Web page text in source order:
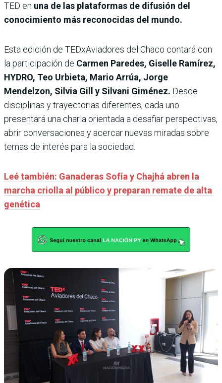
TED en una de las plataformas de difusión del
conocimiento más reconocidas del mundo.
Esta edición de TEDxAviadores del Chaco contará con
la participación de Carmen Paredes, Giselle Ramírez,
HYDRO, Teo Urbieta, Mario Arrúa, Jorge
Mendelzon, Silvia Gill y Silvani Giménez. Desde
disciplinas y trayectorias diferentes, cada uno
presentará una charla orientada a desafiar perspectivas,
abrir conversaciones y acercar nuevas miradas sobre
temas de interés para la sociedad.
Leé también: Ganaderas Sofía y Chajhá abren la
marcha criolla al público y preparan remate de alta
genética